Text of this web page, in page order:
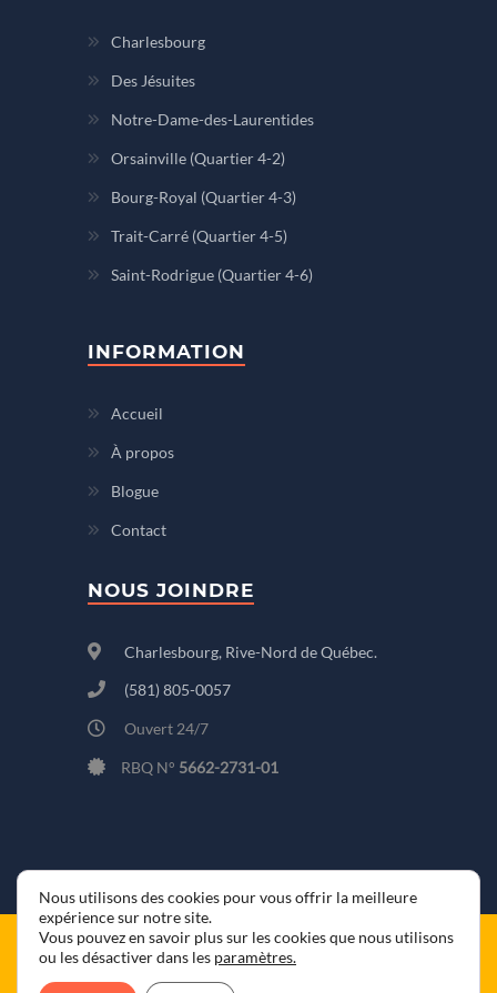
Charlesbourg
Des Jésuites
Notre-Dame-des-Laurentides
Orsainville (Quartier 4-2)
Bourg-Royal (Quartier 4-3)
Trait-Carré (Quartier 4-5)
Saint-Rodrigue (Quartier 4-6)
INFORMATION
Accueil
À propos
Blogue
Contact
NOUS JOINDRE
Charlesbourg, Rive-Nord de Québec.
(581) 805-0057
Ouvert 24/7
RBQ N° 5662-2731-01
© 2026 Plombier Charlesbourg • Tous droits
réservés |Confidentialité
nettoyage de conduits
Nous utilisons des cookies pour vous offrir la meilleure
expérience sur notre site.
Vous pouvez en savoir plus sur les cookies que nous utilisons
ou les désactiver dans les paramètres.